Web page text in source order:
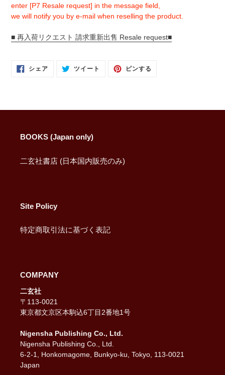
enter [P7 Resale request] in the message field,
we will notify you by e-mail when reselling the product.
■ 再入荷リクエスト 請求重新出售 Resale request■
シェアFACEBOOKツイート
TWITTERピンする
BOOKS (Japan only)
二玄社書店 (日本国内販売のみ)
Site Policy
特定商取引法に基づく表記
COMPANY
二玄社
〒113-0021
東京都文京区本駒込6丁目2番地1号
Nigensha Publishing Co., Ltd.
Nigensha Publishing Co., Ltd.
6-2-1, Honkomagome, Bunkyo-ku, Tokyo, 113-0021
Japan